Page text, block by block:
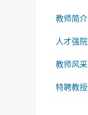
教师简介
人才强院
教师风采
特聘教授